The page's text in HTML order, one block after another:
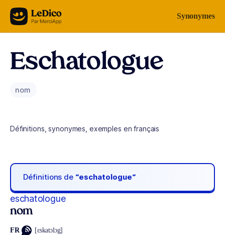
Aller au contenu Synonymes
Eschatologue
nom
Définitions, synonymes, exemples en français
Définitions de “eschatologue“
eschatologue
nom
FR [ɛskatɔlɔg]